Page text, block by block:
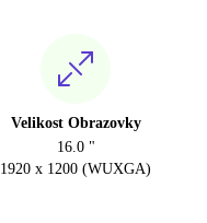
Velikost Obrazovky
16.0 "
1920 x 1200 (WUXGA)